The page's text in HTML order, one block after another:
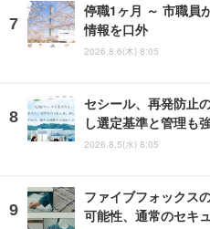
停職1ヶ月 ～ 市職員
情報を口外
2026.8.6(木) 8:05
セシール、再発防止
し選定基準と管理も
2026.8.5(水) 8:05
ファイブフォックス
可能性、通常のセキ